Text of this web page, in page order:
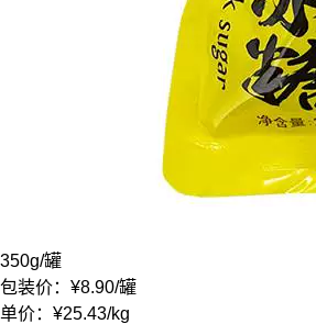
350g/罐
包装价： ¥8.90/罐
单价： ¥25.43/kg